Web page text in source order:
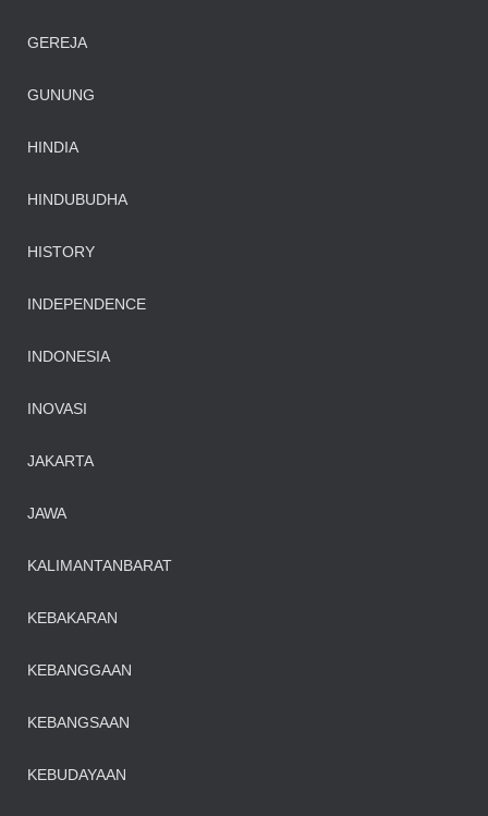
GEREJA
GUNUNG
HINDIA
HINDUBUDHA
HISTORY
INDEPENDENCE
INDONESIA
INOVASI
JAKARTA
JAWA
KALIMANTANBARAT
KEBAKARAN
KEBANGGAAN
KEBANGSAAN
KEBUDAYAAN